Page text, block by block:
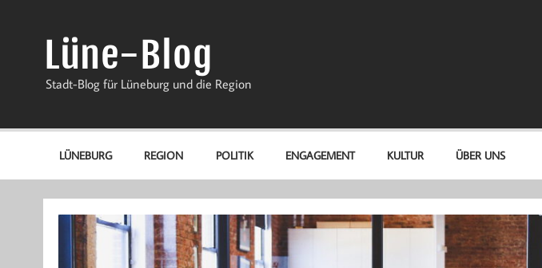
Lüne-Blog
Stadt-Blog für Lüneburg und die Region
LÜNEBURG REGION POLITIK ENGAGEMENT KULTUR ÜBER UNS